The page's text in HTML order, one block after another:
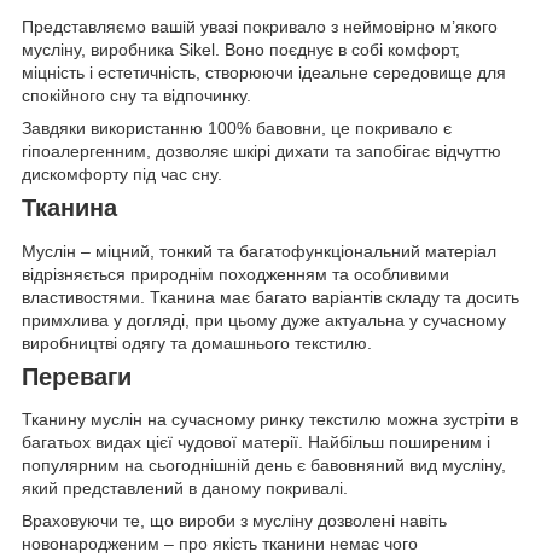
Представляємо вашій увазі покривало з неймовірно м’якого
мусліну, виробника Sikel. Воно поєднує в собі комфорт,
міцність і естетичність, створюючи ідеальне середовище для
спокійного сну та відпочинку.
Завдяки використанню 100% бавовни, це покривало є
гіпоалергенним, дозволяє шкірі дихати та запобігає відчуттю
дискомфорту під час сну.
Тканина
Муслін – міцний, тонкий та багатофункціональний матеріал
відрізняється природнім походженням та особливими
властивостями. Тканина має багато варіантів складу та досить
примхлива у догляді, при цьому дуже актуальна у сучасному
виробництві одягу та домашнього текстилю.
Переваги
Тканину муслін на сучасному ринку текстилю можна зустріти в
багатьох видах цієї чудової матерії. Найбільш поширеним і
популярним на сьогоднішній день є бавовняний вид мусліну,
який представлений в даному покривалі.
Враховуючи те, що вироби з мусліну дозволені навіть
новонародженим – про якість тканини немає чого